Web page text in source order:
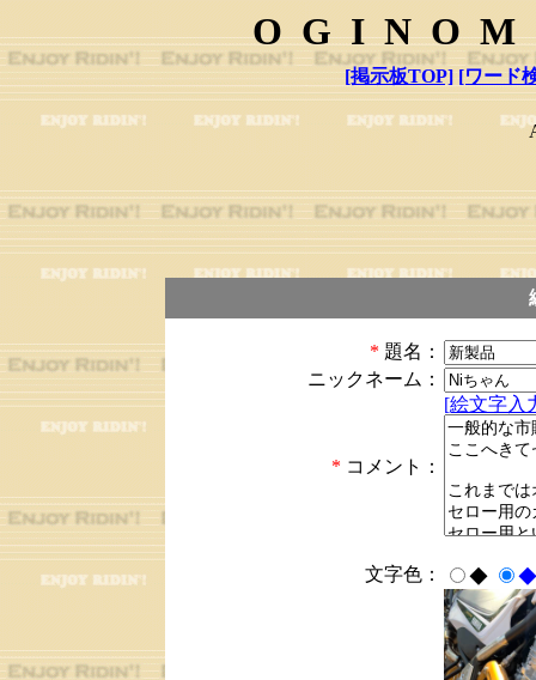
[掲示板TOP] [ワード
* 題名：
ニックネーム：
* コメント：
[絵文字入
文字色： ◆ ◆